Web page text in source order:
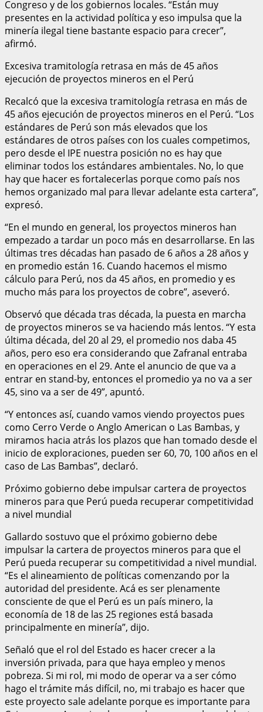
Congreso y de los gobiernos locales. “Están muy
presentes en la actividad política y eso impulsa que la
minería ilegal tiene bastante espacio para crecer”,
afirmó.
Excesiva tramitología retrasa en más de 45 años
ejecución de proyectos mineros en el Perú
Recalcó que la excesiva tramitología retrasa en más de
45 años ejecución de proyectos mineros en el Perú. “Los
estándares de Perú son más elevados que los
estándares de otros países con los cuales competimos,
pero desde el IPE nuestra posición no es hay que
eliminar todos los estándares ambientales. No, lo que
hay que hacer es fortalecerlas porque como país nos
hemos organizado mal para llevar adelante esta cartera”,
expresó.
“En el mundo en general, los proyectos mineros han
empezado a tardar un poco más en desarrollarse. En las
últimas tres décadas han pasado de 6 años a 28 años y
en promedio están 16. Cuando hacemos el mismo
cálculo para Perú, nos da 45 años, en promedio y es
mucho más para los proyectos de cobre”, aseveró.
Observó que década tras década, la puesta en marcha
de proyectos mineros se va haciendo más lentos. “Y esta
última década, del 20 al 29, el promedio nos daba 45
años, pero eso era considerando que Zafranal entraba
en operaciones en el 29. Ante el anuncio de que va a
entrar en stand-by, entonces el promedio ya no va a ser
45, sino va a ser de 49”, apuntó.
“Y entonces así, cuando vamos viendo proyectos pues
como Cerro Verde o Anglo American o Las Bambas, y
miramos hacia atrás los plazos que han tomado desde el
inicio de exploraciones, pueden ser 60, 70, 100 años en el
caso de Las Bambas”, declaró.
Próximo gobierno debe impulsar cartera de proyectos
mineros para que Perú pueda recuperar competitividad
a nivel mundial
Gallardo sostuvo que el próximo gobierno debe
impulsar la cartera de proyectos mineros para que el
Perú pueda recuperar su competitividad a nivel mundial.
“Es el alineamiento de políticas comenzando por la
autoridad del presidente. Acá es ser plenamente
consciente de que el Perú es un país minero, la
economía de 18 de las 25 regiones está basada
principalmente en minería”, dijo.
Señaló que el rol del Estado es hacer crecer a la
inversión privada, para que haya empleo y menos
pobreza. Si mi rol, mi modo de operar va a ser cómo
hago el trámite más difícil, no, mi trabajo es hacer que
este proyecto sale adelante porque es importante para